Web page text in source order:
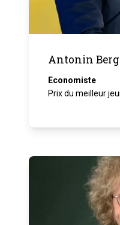
Antonin
Economiste
Prix du meilleur